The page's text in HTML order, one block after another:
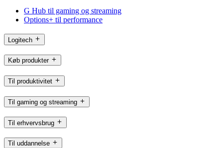
G Hub til gaming og streaming
Options+ til performance
Logitech
Køb produkter
Til produktivitet
Til gaming og streaming
Til erhvervsbrug
Til uddannelse